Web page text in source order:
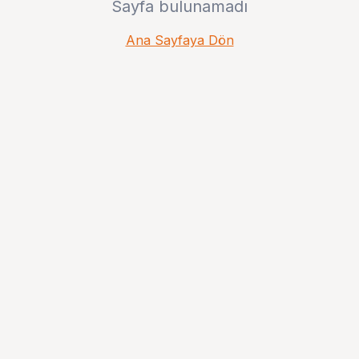
Sayfa bulunamadı
Ana Sayfaya Dön